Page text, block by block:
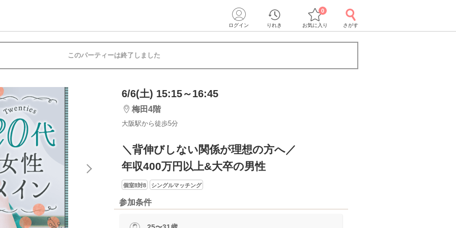
ログイン りれき お気に入り
0
さがす
このパーティーは終了しました
6/6(土) 15:15～16:45
梅田4階
大阪駅から徒歩5分
＼背伸びしない関係が理想の方へ／
年収400万円以上&大卒の男性
個室8対8 シングルマッチング
参加条件